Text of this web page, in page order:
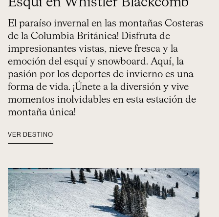
El paraíso invernal en las montañas Costeras
de la Columbia Británica! Disfruta de
impresionantes vistas, nieve fresca y la
emoción del esquí y snowboard. Aquí, la
pasión por los deportes de invierno es una
forma de vida. ¡Únete a la diversión y vive
momentos inolvidables en esta estación de
montaña única!
VER DESTINO